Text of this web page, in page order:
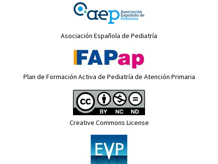
Asociación Española de Pediatría
Plan de Formación Activa de Pediatría de Atención Primaria
Creative Commons License